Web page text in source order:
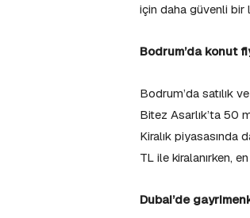
için daha güvenli bir
Bodrum’da konut
Bodrum’da satılık
Bitez Asarlık’ta 50
Kiralık piyasasında
TL ile kiralanırken,
Dubai’de